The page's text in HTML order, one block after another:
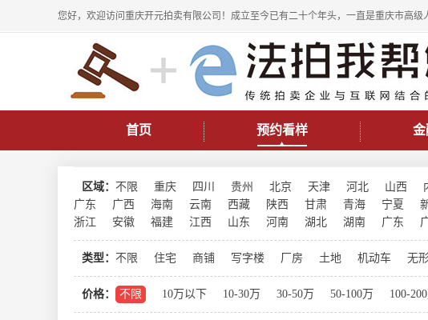
您好，欢迎访问重庆开元拍卖有限公司！成立至今已有二十个年头，一直是重庆市高
首页 预约看样 金
区域： 不限 重庆 四川 贵州 北京 天津 河北 山西
广东
广西 海南 云南 西藏 陕西 甘肃 青海 宁夏
浙江
安徽 福建 江西 山东 河南 湖北 湖南 广东
类型： 不限 住宅 商铺 写字楼 厂房 土地 机动车 无
价格： 不限 10万以下 10-30万 30-50万 50-100万 100-